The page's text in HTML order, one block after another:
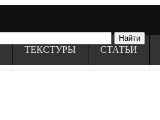
ТЕКСТУРЫ СТАТЬИ